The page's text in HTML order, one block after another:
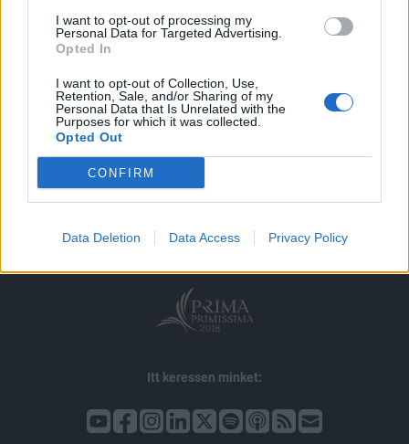
I want to opt-out of processing my
Personal Data for Targeted Advertising.
Opted In
I want to opt-out of Collection, Use,
Retention, Sale, and/or Sharing of my
Personal Data that Is Unrelated with the
Purposes for which it was collected.
Opted Out
CONFIRM
Data Deletion Data Access Privacy Policy
MÁR ELŐFIZETŐNK VAGY? BEJELENTKEZÉS
© 2026 Portfolio
impresszum
jogi nyilatkozat
kommentkezelés
ÁSZF
Itt keressen minket: